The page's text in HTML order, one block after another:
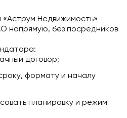
Недвижимость»
напрямую, без посредников
договор;
формату и началу
планировку и режим